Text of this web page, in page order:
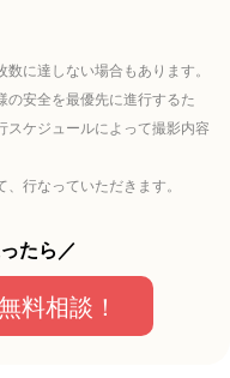
に達しない場合もあります。
の安全を最優先に進行するた
ケジュールによって撮影内容
行なっていただきます。
たら／
料相談！